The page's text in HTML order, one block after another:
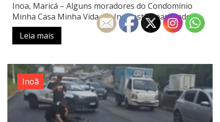
Inoa, Maricá – Alguns moradores do Condomínio
Minha Casa Minha Vida em Inoa estão passando
Leia mais
Inoã